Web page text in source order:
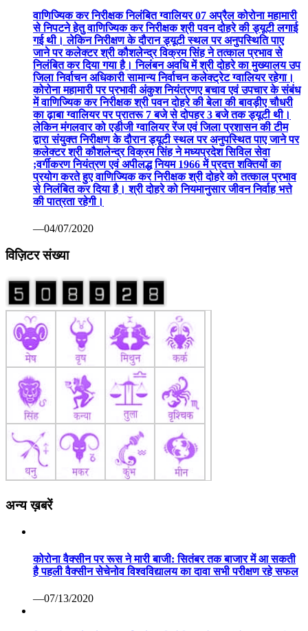
वाणिज्यिक कर निरीक्षक निलंबित ग्वालियर 07 अप्रैल कोरोना महामारी
से निपटने हेतु वाणिज्यिक कर निरीक्षक श्री पवन दोहरे की ड्यूटी लगाई
गई थी। लेकिन निरीक्षण के दौरान ड्यूटी स्थल पर अनुपस्थिति पाए
जाने पर कलेक्टर श्री कौशलेन्द्र विक्रम सिंह ने तत्काल प्रभाव से
निलंबित कर दिया गया है। निलंबन अवधि में श्री दोहरे का मुख्यालय उप
जिला निर्वाचन अधिकारी सामान्य निर्वाचन कलेक्ट्रेट ग्वालियर रहेगा।
कोरोना महामारी पर प्रभावी अंकुश नियंत्रणए बचाव एवं उपचार के संबंध
में वाणिज्यिक कर निरीक्षक श्री पवन दोहरे की बेला की बावड़ीए चौधरी
का ढ़ाबा ग्वालियर पर प्रातरू 7 बजे से दोपहर 3 बजे तक ड्यूटी थी।
लेकिन मंगलवार को एडीजी ग्वालियर रेंज एवं जिला प्रशासन की टीम
द्वारा संयुक्त निरीक्षण के दौरान ड्यूटी स्थल पर अनुपस्थित पाए जाने पर
कलेक्टर श्री कौशलेन्द्र विक्रम सिंह ने मध्यप्रदेश सिविल सेवा
;वर्गीकरण नियंत्रण एवं अपीलद्ध नियम 1966 में प्रदत्त शक्तियों का
प्रयोग करते हुए वाणिज्यिक कर निरीक्षक श्री दोहरे को तत्काल प्रभाव
से निलंबित कर दिया है। श्री दोहरे को नियमानुसार जीवन निर्वाह भत्ते
की पात्रता रहेगी।
—04/07/2020
विज़िटर संख्या
अन्य ख़बरें
कोरोना वैक्सीन पर रूस ने मारी बाजी: सितंबर तक बाजार में आ सकती
है पहली वैक्सीन सेचेनोव विश्वविद्यालय का दावा सभी परीक्षण रहे सफल
—07/13/2020